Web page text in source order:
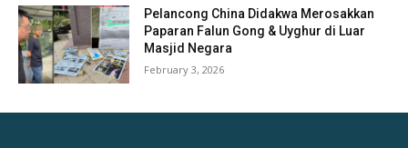
Pelancong China Didakwa Merosakkan
Paparan Falun Gong & Uyghur di Luar
Masjid Negara
February 3, 2026